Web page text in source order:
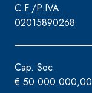
C.F./P.IVA
02015890268
Cap. Soc.
€ 50.000.000,00